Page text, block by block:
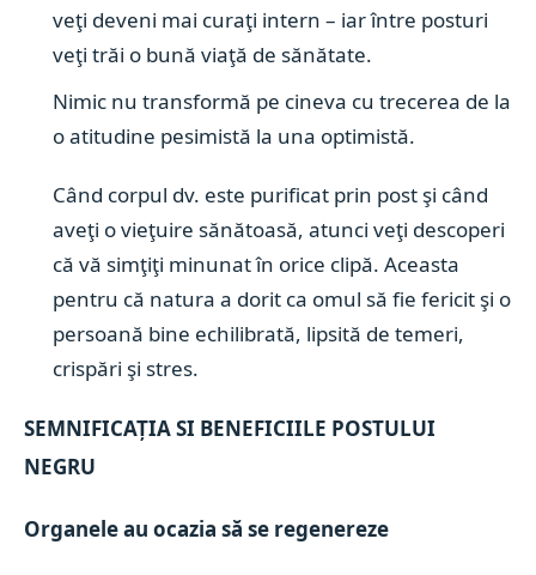
veţi deveni mai curaţi intern – iar între posturi
veţi trăi o bună viaţă de sănătate.
Nimic nu transformă pe cineva cu trecerea de la
o atitudine pesimistă la una optimistă.
Când corpul dv. este purificat prin post şi când
aveţi o vieţuire sănătoasă, atunci veţi descoperi
că vă simţiţi minunat în orice clipă. Aceasta
pentru că natura a dorit ca omul să fie fericit şi o
persoană bine echilibrată, lipsită de temeri,
crispări şi stres.
SEMNIFICAȚIA SI BENEFICIILE POSTULUI
NEGRU
Organele au ocazia să se regenereze